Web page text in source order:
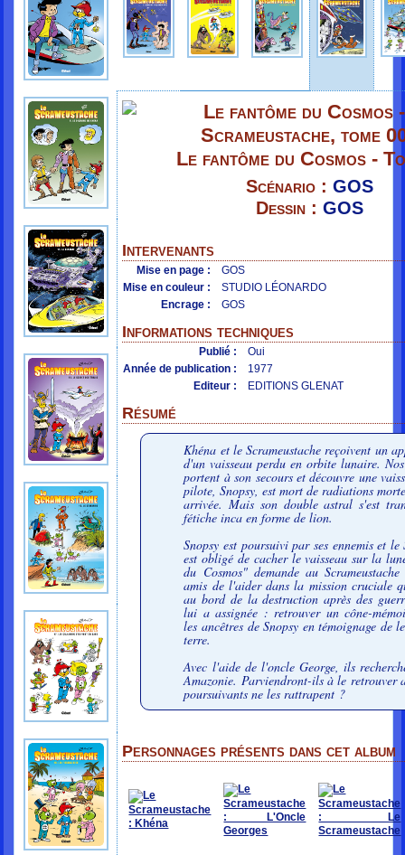
Le fantôme du Cosmos -
Scénario :GOS
Dessin :GOS
Intervenants
Mise en page :
GOS
Mise en couleur :
STUDIO LÉONARDO
Encrage :
GOS
Informations techniques
Publié :
Oui
Année de publication :
1977
Editeur :
EDITIONS GLENAT
Résumé
Khéna et le Scrameustache reçoivent un
d'un vaisseau perdu en orbite lunaire.
portent à son secours et découvre une
pilote, Snopsy, est mort de radiations
arrivée. Mais son double astral s'est
fétiche inca en forme de lion.
Snopsy est poursuivi par ses ennemis et le
est obligé de cacher le vaisseau sur la
du Cosmos" demande au
amis de l'aider dans la mission cruciale
au bord de la destruction après des
lui a assignée : retrouver un cône-
les ancêtres de Snopsy en témoignage de
terre.
Avec l'aide de l'oncle George, ils
Amazonie. Parviendront-ils à le retrouver
poursuivants ne les rattrapent ?
Personnages présents dans cet album